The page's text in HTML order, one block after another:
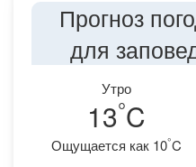
Прогноз
для
Утро
13°C
Ощущается как 10°C